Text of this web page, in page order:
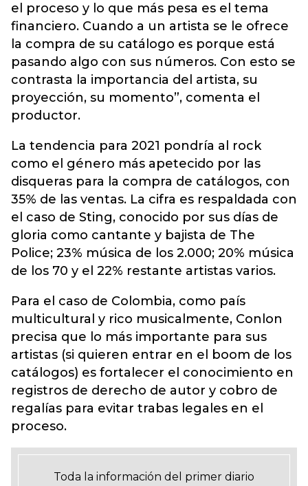
el proceso y lo que más pesa es el tema
financiero. Cuando a un artista se le ofrece
la compra de su catálogo es porque está
pasando algo con sus números. Con esto se
contrasta la importancia del artista, su
proyección, su momento”, comenta el
productor.
La tendencia para 2021 pondría al rock
como el género más apetecido por las
disqueras para la compra de catálogos, con
35% de las ventas. La cifra es respaldada con
el caso de Sting, conocido por sus días de
gloria como cantante y bajista de The
Police; 23% música de los 2.000; 20% música
de los 70 y el 22% restante artistas varios.
Para el caso de Colombia, como país
multicultural y rico musicalmente, Conlon
precisa que lo más importante para sus
artistas (si quieren entrar en el boom de los
catálogos) es fortalecer el conocimiento en
registros de derecho de autor y cobro de
regalías para evitar trabas legales en el
proceso.
Toda la información del primer diario